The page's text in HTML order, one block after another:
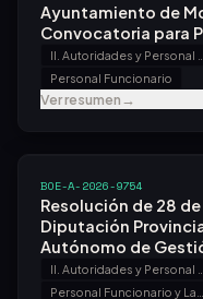
Ayuntamiento de
Convocatoria para
Sistema de
Personal Funcionario
Ver resumen→
BOE-A-2026-9754
Resolución de 28
Diputación
Autónomo de
Referente a la
Plazas.